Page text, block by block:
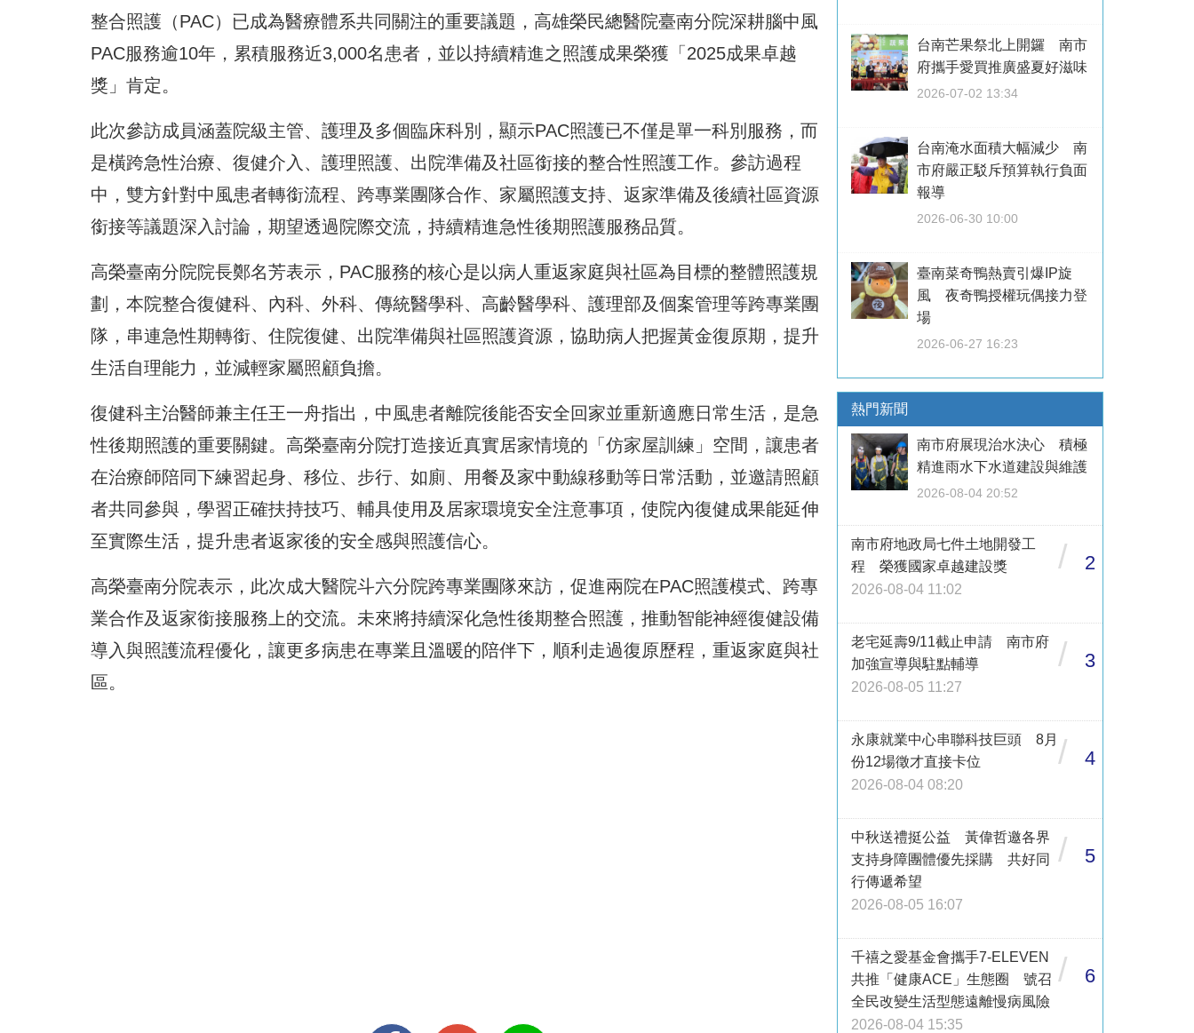
整合照護（PAC）已成為醫療體系共同關注的重要議題，高雄榮民總醫院臺南分院深耕腦中風
PAC服務逾10年，累積服務近3,000名患者，並以持續精進之照護成果榮獲「2025成果卓越
獎」肯定。
此次參訪成員涵蓋院級主管、護理及多個臨床科別，顯示PAC照護已不僅是單一科別服務，而
是橫跨急性治療、復健介入、護理照護、出院準備及社區銜接的整合性照護工作。參訪過程
中，雙方針對中風患者轉銜流程、跨專業團隊合作、家屬照護支持、返家準備及後續社區資源
銜接等議題深入討論，期望透過院際交流，持續精進急性後期照護服務品質。
高榮臺南分院院長鄭名芳表示，PAC服務的核心是以病人重返家庭與社區為目標的整體照護規
劃，本院整合復健科、內科、外科、傳統醫學科、高齡醫學科、護理部及個案管理等跨專業團
隊，串連急性期轉銜、住院復健、出院準備與社區照護資源，協助病人把握黃金復原期，提升
生活自理能力，並減輕家屬照顧負擔。
復健科主治醫師兼主任王一舟指出，中風患者離院後能否安全回家並重新適應日常生活，是急
性後期照護的重要關鍵。高榮臺南分院打造接近真實居家情境的「仿家屋訓練」空間，讓患者
在治療師陪同下練習起身、移位、步行、如廁、用餐及家中動線移動等日常活動，並邀請照顧
者共同參與，學習正確扶持技巧、輔具使用及居家環境安全注意事項，使院內復健成果能延伸
至實際生活，提升患者返家後的安全感與照護信心。
高榮臺南分院表示，此次成大醫院斗六分院跨專業團隊來訪，促進兩院在PAC照護模式、跨專
業合作及返家銜接服務上的交流。未來將持續深化急性後期整合照護，推動智能神經復健設備
導入與照護流程優化，讓更多病患在專業且溫暖的陪伴下，順利走過復原歷程，重返家庭與社
區。
台南芒果祭北上開鑼 南市
府攜手愛買推廣盛夏好滋味
2026-07-02 13:34
台南淹水面積大幅減少 南
市府嚴正駁斥預算執行負面
報導
2026-06-30 10:00
臺南菜奇鴨熱賣引爆IP旋
風 夜奇鴨授權玩偶接力登
場
2026-06-27 16:23
熱門新聞
南市府展現治水決心 積極
精進雨水下水道建設與維護
2026-08-04 20:52
南市府地政局七件土地開發工
程 榮獲國家卓越建設獎
2026-08-04 11:02
/ 2
老宅延壽9/11截止申請 南市府
加強宣導與駐點輔導
2026-08-05 11:27
/ 3
永康就業中心串聯科技巨頭 8月
份12場徵才直接卡位
2026-08-04 08:20
/ 4
中秋送禮挺公益 黃偉哲邀各界
支持身障團體優先採購 共好同
行傳遞希望
2026-08-05 16:07
/ 5
千禧之愛基金會攜手7-ELEVEN
共推「健康ACE」生態圈 號召
全民改變生活型態遠離慢病風險
2026-08-04 15:35
/ 6